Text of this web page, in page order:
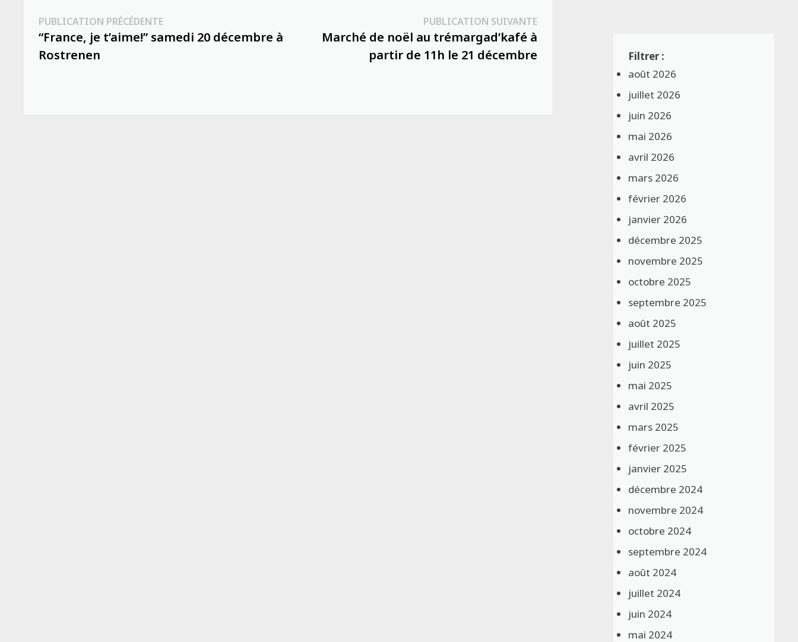
Navigation
de
PUBLICATION PRÉCÉDENTEPublication
précédente :
“France, je t’aime!” samedi 20 décembre à
Rostrenen
PUBLICATION SUIVANTEPublication
suivante :
Marché de noël au trémargad’kafé à
partir de 11h le 21 décembre
août 2026
juillet 2026
juin 2026
mai 2026
avril 2026
mars 2026
février 2026
janvier 2026
décembre 2025
novembre 2025
octobre 2025
septembre 2025
août 2025
juillet 2025
juin 2025
mai 2025
avril 2025
mars 2025
février 2025
janvier 2025
décembre 2024
novembre 2024
octobre 2024
septembre 2024
août 2024
juillet 2024
juin 2024
mai 2024